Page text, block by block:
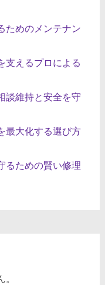
ためのメンテナン
支えるプロによる
談維持と安全を守
最大化する選び方
るための賢い修理